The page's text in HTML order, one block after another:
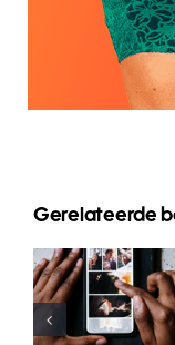
Gerelateerde
Top-
zum
von